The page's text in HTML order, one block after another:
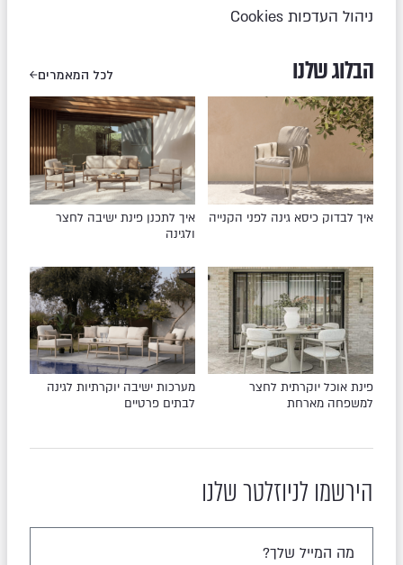
ניהול העדפות Cookies
הבלוג שלנו לכל המאמרים
איך לבדוק כיסא גינה לפני הקנייה
איך לתכנן פינת ישיבה לחצר
ולגינה
פינת אוכל יוקרתית לחצר
למשפחה מארחת
מערכות ישיבה יוקרתיות לגינה
לבתים פרטיים
הירשמו לניוזלטר שלנו